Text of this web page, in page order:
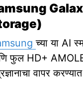
च्या या AI
फुल HD+
वापर